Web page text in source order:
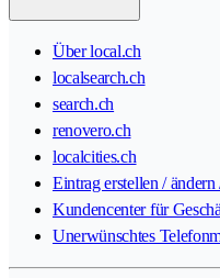
Über local.ch
localsearch.ch
search.ch
renovero.ch
localcities.ch
Eintrag erstellen / ändern
Kundencenter für
Unerwünschtes